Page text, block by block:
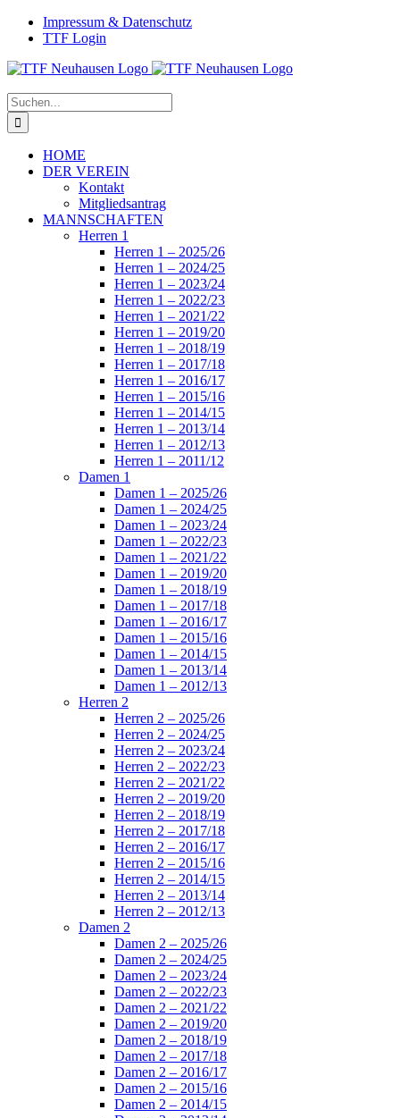
Zum
Inhalt
Facebook
InstagramImpressum & Datenschutz
TTF Login
Suche
nach:
HOME
DER VEREIN
Kontakt
Mitgliedsantrag
MANNSCHAFTEN
Herren 1
Herren 1 – 2025/26
Herren 1 – 2024/25
Herren 1 – 2023/24
Herren 1 – 2022/23
Herren 1 – 2021/22
Herren 1 – 2019/20
Herren 1 – 2018/19
Herren 1 – 2017/18
Herren 1 – 2016/17
Herren 1 – 2015/16
Herren 1 – 2014/15
Herren 1 – 2013/14
Herren 1 – 2012/13
Herren 1 – 2011/12
Damen 1
Damen 1 – 2025/26
Damen 1 – 2024/25
Damen 1 – 2023/24
Damen 1 – 2022/23
Damen 1 – 2021/22
Damen 1 – 2019/20
Damen 1 – 2018/19
Damen 1 – 2017/18
Damen 1 – 2016/17
Damen 1 – 2015/16
Damen 1 – 2014/15
Damen 1 – 2013/14
Damen 1 – 2012/13
Herren 2
Herren 2 – 2025/26
Herren 2 – 2024/25
Herren 2 – 2023/24
Herren 2 – 2022/23
Herren 2 – 2021/22
Herren 2 – 2019/20
Herren 2 – 2018/19
Herren 2 – 2017/18
Herren 2 – 2016/17
Herren 2 – 2015/16
Herren 2 – 2014/15
Herren 2 – 2013/14
Herren 2 – 2012/13
Damen 2
Damen 2 – 2025/26
Damen 2 – 2024/25
Damen 2 – 2023/24
Damen 2 – 2022/23
Damen 2 – 2021/22
Damen 2 – 2019/20
Damen 2 – 2018/19
Damen 2 – 2017/18
Damen 2 – 2016/17
Damen 2 – 2015/16
Damen 2 – 2014/15